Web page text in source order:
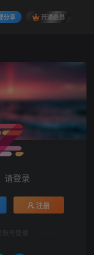
分享 开通会员
请登录
注册
账号登录